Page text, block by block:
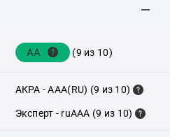
AA (9 из 10)
АКРА - AAA(RU) (9 из 10)
Эксперт - ruAAA (9 из 10)